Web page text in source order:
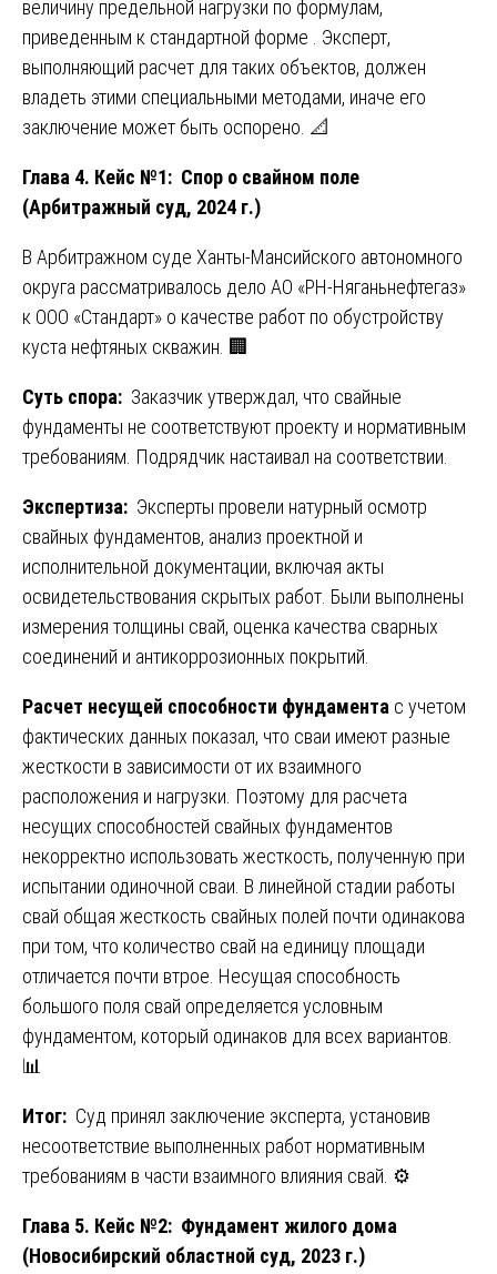
величину предельной нагрузки по формулам,
приведенным к стандартной форме . Эксперт,
выполняющий расчет для таких объектов, должен
владеть этими специальными методами, иначе его
заключение может быть оспорено. 📐
Глава 4. Кейс №1: Спор о свайном поле
(Арбитражный суд, 2024 г.)
В Арбитражном суде Ханты-Мансийского автономного
округа рассматривалось дело АО «РН-Няганьнефтегаз»
к ООО «Стандарт» о качестве работ по обустройству
куста нефтяных скважин. 🏢
Суть спора: Заказчик утверждал, что свайные
фундаменты не соответствуют проекту и нормативным
требованиям. Подрядчик настаивал на соответствии.
Экспертиза: Эксперты провели натурный осмотр
свайных фундаментов, анализ проектной и
исполнительной документации, включая акты
освидетельствования скрытых работ. Были выполнены
измерения толщины свай, оценка качества сварных
соединений и антикоррозионных покрытий.
Расчет несущей способности фундамента с учетом
фактических данных показал, что сваи имеют разные
жесткости в зависимости от их взаимного
расположения и нагрузки. Поэтому для расчета
несущих способностей свайных фундаментов
некорректно использовать жесткость, полученную при
испытании одиночной сваи. В линейной стадии работы
свай общая жесткость свайных полей почти одинакова
при том, что количество свай на единицу площади
отличается почти втрое. Несущая способность
большого поля свай определяется условным
фундаментом, который одинаков для всех вариантов.
📊
Итог: Суд принял заключение эксперта, установив
несоответствие выполненных работ нормативным
требованиям в части взаимного влияния свай. ⚙️
Глава 5. Кейс №2: Фундамент жилого дома
(Новосибирский областной суд, 2023 г.)